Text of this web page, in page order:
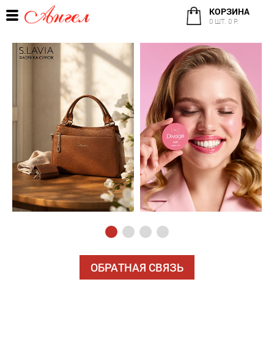
КОРЗИНА
0 ШТ. 0 Р.
ОБРАТНАЯ СВЯЗЬ